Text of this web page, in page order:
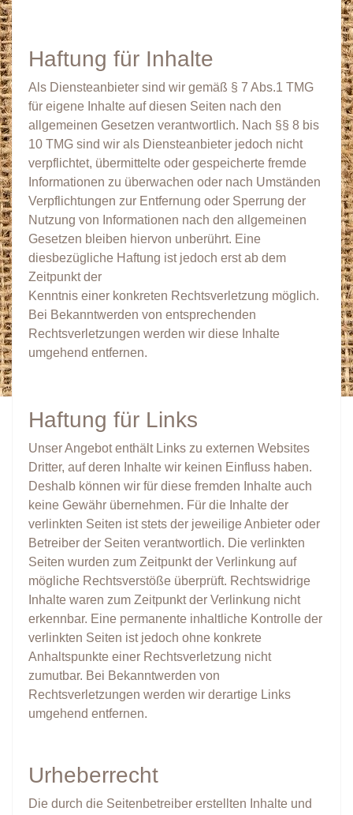
Haftung für Inhalte
Als Diensteanbieter sind wir gemäß § 7 Abs.1 TMG
für eigene Inhalte auf diesen Seiten nach den
allgemeinen Gesetzen verantwortlich. Nach §§ 8 bis
10 TMG sind wir als Diensteanbieter jedoch nicht
verpflichtet, übermittelte oder gespeicherte fremde
Informationen zu überwachen oder nach Umständen
Verpflichtungen zur Entfernung oder Sperrung der
Nutzung von Informationen nach den allgemeinen
Gesetzen bleiben hiervon unberührt. Eine
diesbezügliche Haftung ist jedoch erst ab dem
Zeitpunkt der
Kenntnis einer konkreten Rechtsverletzung möglich.
Bei Bekanntwerden von entsprechenden
Rechtsverletzungen werden wir diese Inhalte
umgehend entfernen.
Haftung für Links
Unser Angebot enthält Links zu externen Websites
Dritter, auf deren Inhalte wir keinen Einfluss haben.
Deshalb können wir für diese fremden Inhalte auch
keine Gewähr übernehmen. Für die Inhalte der
verlinkten Seiten ist stets der jeweilige Anbieter oder
Betreiber der Seiten verantwortlich. Die verlinkten
Seiten wurden zum Zeitpunkt der Verlinkung auf
mögliche Rechtsverstöße überprüft. Rechtswidrige
Inhalte waren zum Zeitpunkt der Verlinkung nicht
erkennbar. Eine permanente inhaltliche Kontrolle der
verlinkten Seiten ist jedoch ohne konkrete
Anhaltspunkte einer Rechtsverletzung nicht
zumutbar. Bei Bekanntwerden von
Rechtsverletzungen werden wir derartige Links
umgehend entfernen.
Urheberrecht
Die durch die Seitenbetreiber erstellten Inhalte und